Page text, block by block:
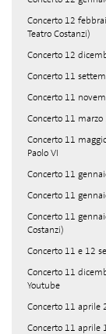
Concerto 12
Teatro Costanzi)
Concerto 12
Concerto 11
Concerto 11
Concerto 11 marzo
Concerto 11
Paolo VI
Concerto 11
Concerto 11
Concerto 11
Costanzi)
Concerto 11 e 12
Concerto 11
Youtube
Concerto 11 aprile
Concerto 11 aprile